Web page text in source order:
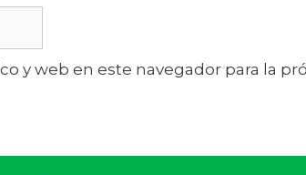
y web en este navegador para la